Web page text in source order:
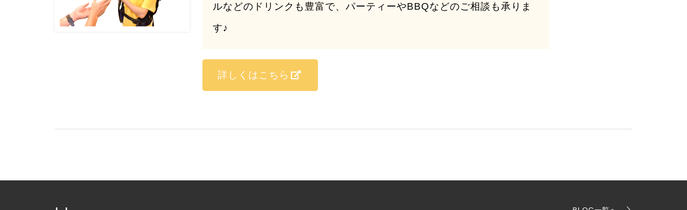
ルなどのドリンクも豊富で、パーティーやBBQなどのご相談も承りま
す♪
詳しくはこちら